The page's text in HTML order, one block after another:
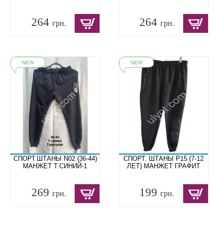
264 грн. 264грн.
СПОРТ.ШТАНЫ N02 (36-44)
МАНЖЕТ Т.СИНИЙ-1
269 грн.
СПОРТ. ШТАНЫ P15 (7-12
ЛЕТ) МАНЖЕТ ГРАФИТ
199грн.